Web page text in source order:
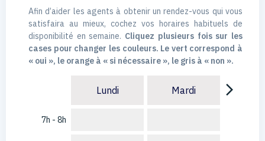
Afin d’aider les agents à obtenir un rendez-vous qui vous
satisfaira au mieux, cochez vos horaires habituels de
disponibilité en semaine. Cliquez plusieurs fois sur les
cases pour changer les couleurs. Le vert correspond à
« oui », le orange à « si nécessaire », le gris à « non ».
7h - 8h
Lundi Mardi arrow_forward_ios